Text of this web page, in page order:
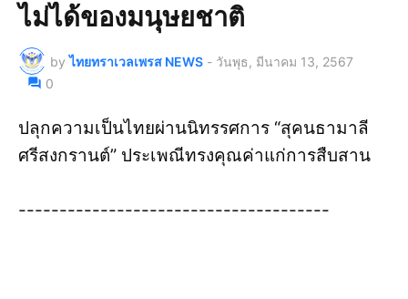
ไม่ได้ของมนุษยชาติ
by ไทยทราเวลเพรส NEWS - วันพุธ, มีนาคม 13, 2567
0
ปลุกความเป็นไทยผ่านนิทรรศการ “สุคนธามาลี
ศรีสงกรานต์” ประเพณีทรงคุณค่าแก่การสืบสาน
--------------------------------------